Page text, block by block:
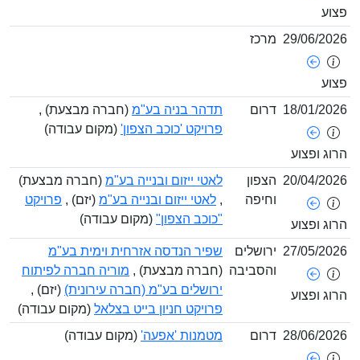
29/06/ מרכז
18/01/
ופצוע
דרום תדהר בניה בע"מ(חברה מבצעת) ,
פרויקט 'כוכב הצפון'(מקום עבודה)
20/04/
ופצוע
הצפון
וחיפה
לאטי ייזום ובנייה בע"מ(חברה מבצעת)
,לאטי ייזום ובנייה בע"מ(יזם) , פרויקט
"כוכב הצפון" (מקום עבודה)
27/05/
ופצוע
ירושלים
והסביבה
שפיר הנדסה אזרחית וימית בע"מ
(חברה מבצעת) ,מוריה חברה לפיתוח
ירושלים בע"מ (חברה עירונית)(יזם) ,
פרויקט חניון בייט בצלאל (מקום עבודה)
28/06/ דרום מטמנות 'אפעה' (מקום עבודה)